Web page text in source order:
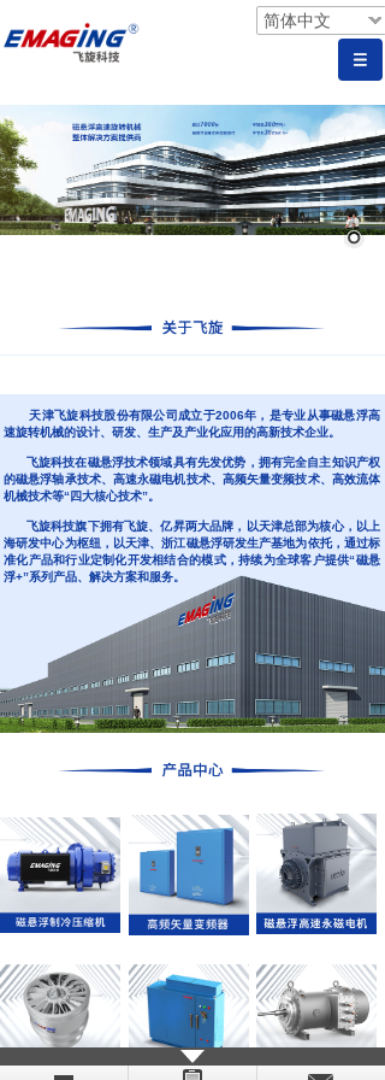
天津飞旋科技股份有限公司成立于2006年，是专业从事磁悬浮高
速旋转机械的设计、研发、生产及产业化应用的高新技术企业。
飞旋科技在磁悬浮技术领域具有先发优势，拥有完全自主知识产权
的磁悬浮轴承技术、高速永磁电机技术、高频矢量变频技术、高效流体
机械技术等“四大核心技术”。
飞旋科技旗下拥有飞旋、亿昇两大品牌，以天津总部为核心，以上
海研发中心为枢纽，以天津、浙江磁悬浮研发生产基地为依托，通过标
准化产品和行业定制化开发相结合的模式，持续为全球客户提供“磁悬
浮+”系列产品、解决方案和服务。
简体中文